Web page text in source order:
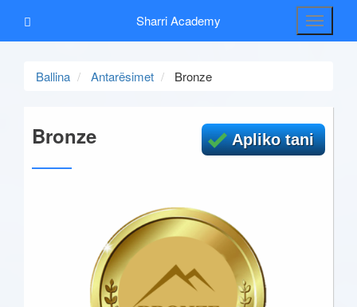
Sharri Academy
Toggle
Ballina Antarësimet Bronze
Bronze Apliko tani